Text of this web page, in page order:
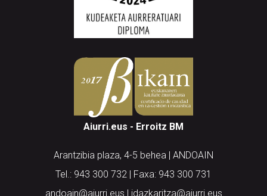
Aiurri.eus - Erroitz BM
Arantzibia plaza, 4-5 behea | ANDOAIN
Tel.: 943 300 732 | Faxa: 943 300 731
andoain@aiurri.eus | idazkaritza@aiurri.eus